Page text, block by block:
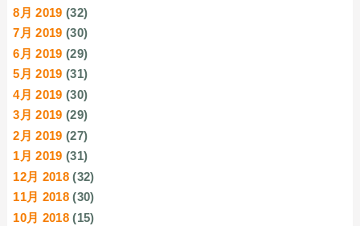
8月 2019 (32)
7月 2019 (30)
6月 2019 (29)
5月 2019 (31)
4月 2019 (30)
3月 2019 (29)
2月 2019 (27)
1月 2019 (31)
12月 2018 (32)
11月 2018 (30)
10月 2018 (15)